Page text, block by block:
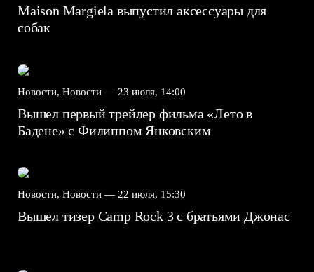
Maison Margiela выпустил аксессуары для
собак
Новости, Новости — 23 июля, 14:00
Вышел первый трейлер фильма «Лето в
Бадене» с Филиппом Янковским
Новости, Новости — 22 июля, 15:30
Вышел тизер Camp Rock 3 с братьями Джонас